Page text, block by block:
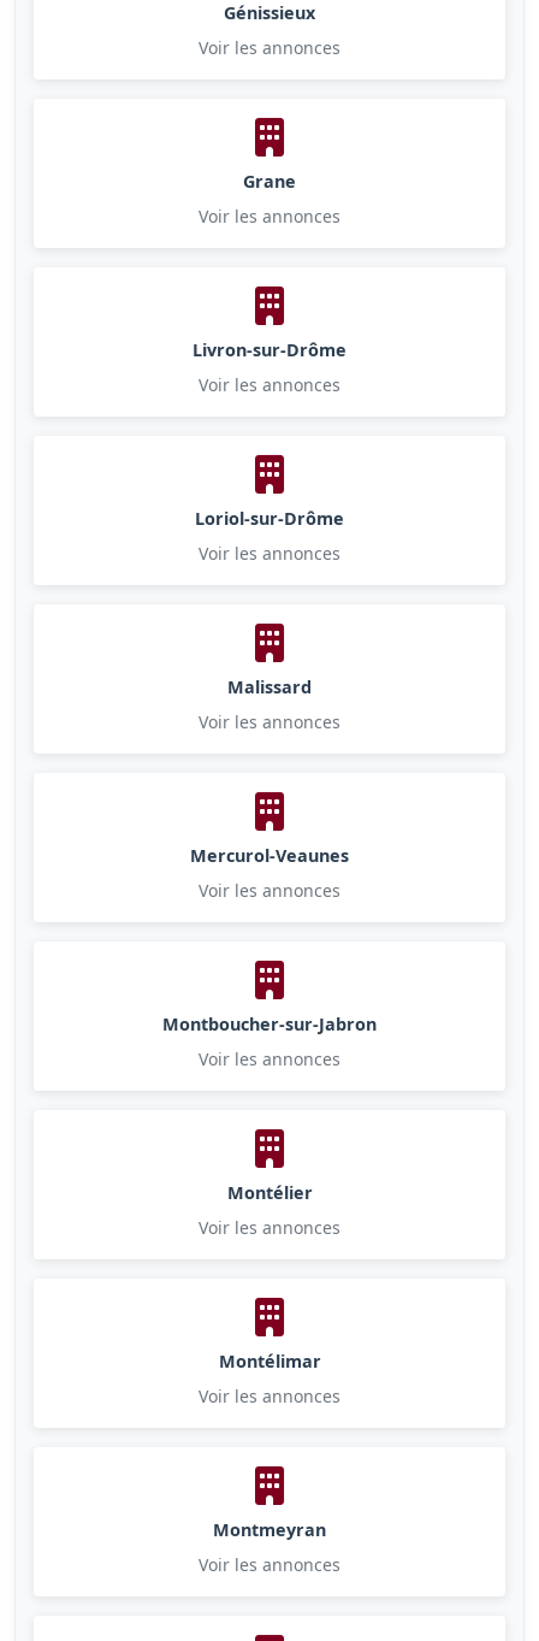
Génissieux
Voir les annonces
Grane
Voir les annonces
Livron-sur-Drôme
Voir les annonces
Loriol-sur-Drôme
Voir les annonces
Malissard
Voir les annonces
Mercurol-Veaunes
Voir les annonces
Montboucher-sur-Jabron
Voir les annonces
Montélier
Voir les annonces
Montélimar
Voir les annonces
Montmeyran
Voir les annonces